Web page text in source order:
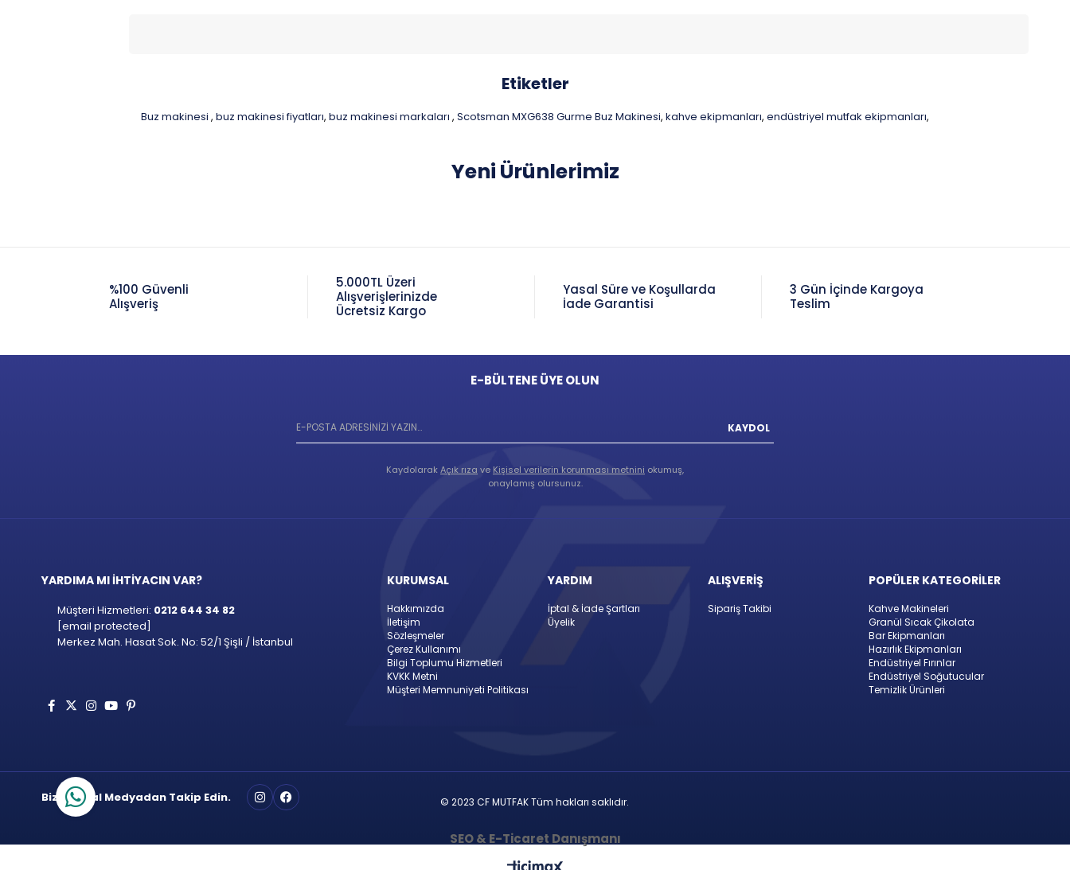
Etiketler
Buz makinesi , buz makinesi fiyatları, buz makinesi markaları , Scotsman MXG638 Gurme Buz Makinesi, kahve ekipmanları, endüstriyel mutfak ekipmanları,
Yeni Ürünlerimiz
%100 Güvenli
Alışveriş
5.000TL Üzeri
Alışverişlerinizde
Ücretsiz Kargo
Yasal Süre ve Koşullarda
İade Garantisi
3 Gün İçinde Kargoya
Teslim
E-BÜLTENE ÜYE OLUN
KAYDOL
KaydolarakAçık rıza ve Kişisel verilerin korunması metnini okumuş,
onaylamış olursunuz.
YARDIMA MI İHTİYACIN VAR?
Müşteri Hizmetleri: 0212 644 34 82
[email protected]
Merkez Mah. Hasat Sok. No: 52/1 Şişli / İstanbul
KURUMSAL
Hakkımızda
İletişim
Sözleşmeler
Çerez Kullanımı
Bilgi Toplumu Hizmetleri
KVKK Metni
Müşteri Memnuniyeti Politikası
YARDIM
İptal & İade Şartları
Üyelik
ALIŞVERİŞ
Sipariş Takibi
POPÜLER KATEGORİLER
Kahve Makineleri
Granül Sıcak Çikolata
Bar Ekipmanları
Hazırlık Ekipmanları
Endüstriyel Fırınlar
Endüstriyel Soğutucular
Temizlik Ürünleri
Bizi Sosyal Medyadan Takip Edin. © 2023 CF MUTFAK Tüm hakları saklıdır.
SEO & E-Ticaret Danışmanı